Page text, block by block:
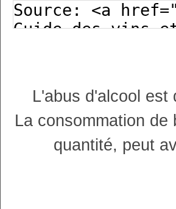
L'abus d'alcool est
La consommation
quantité, peut